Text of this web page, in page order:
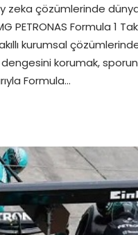
çözümlerinde dünya
Formula 1
kurumsal
korumak,
Formula…